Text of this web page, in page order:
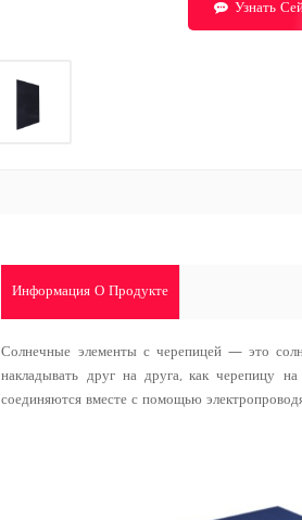
Узнать
Информация О Продукте
Солнечные элементы с черепицей — это
накладывать друг на друга, как черепицу
соединяются вместе с помощью